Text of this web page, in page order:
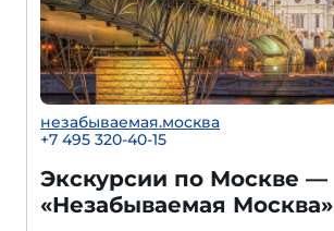
незабываемая.москва
+7 495 320-40-15
Экскурсии по Москве —
«Незабываемая Москва»